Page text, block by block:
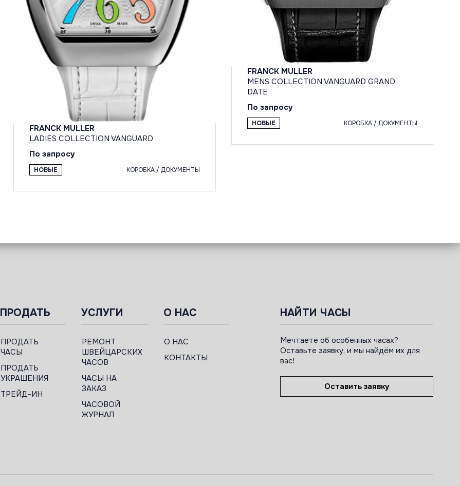
FRANCK MULLER
LADIES COLLECTION VANGUARD
По запросу
НОВЫЕ КОРОБКА / ДОКУМЕНТЫ
FRANCK MULLER
MENS COLLECTION VANGUARD GRAND
DATE
По запросу
НОВЫЕ КОРОБКА / ДОКУМЕНТЫ
ПРОДАТЬ
ПРОДАТЬ
ЧАСЫ
ПРОДАТЬ
УКРАШЕНИЯ
ТРЕЙД-ИН
УСЛУГИ
РЕМОНТ
ШВЕЙЦАРСКИХ
ЧАСОВ
ЧАСЫ НА
ЗАКАЗ
ЧАСОВОЙ
ЖУРНАЛ
О НАС
О НАС
КОНТАКТЫ
НАЙТИ ЧАСЫ
Мечтаете об особенных часах?
Оставьте заявку, и мы найдём их для
вас!
Оставить заявку